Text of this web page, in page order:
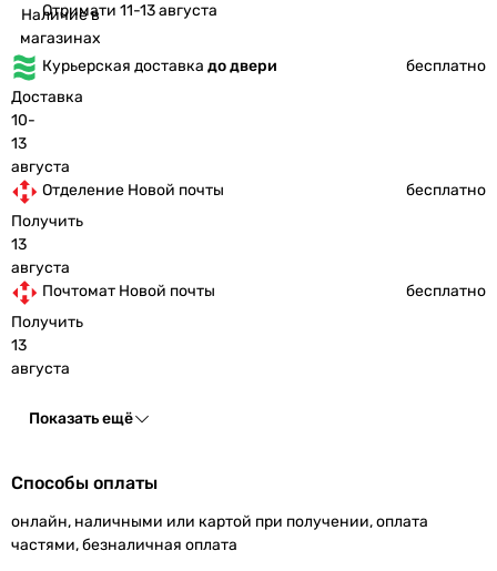
Наличие в
магазинах
Отримати 11-13 августа
Курьерская доставка до двери
бесплатно
Доставка
10-
13
августа
Отделение Новой почты
бесплатно
Получить
13
августа
Почтомат Новой почты
бесплатно
Получить
13
августа
Показать ещё
Способы оплаты
онлайн, наличными или картой при получении, оплата
частями, безналичная оплата